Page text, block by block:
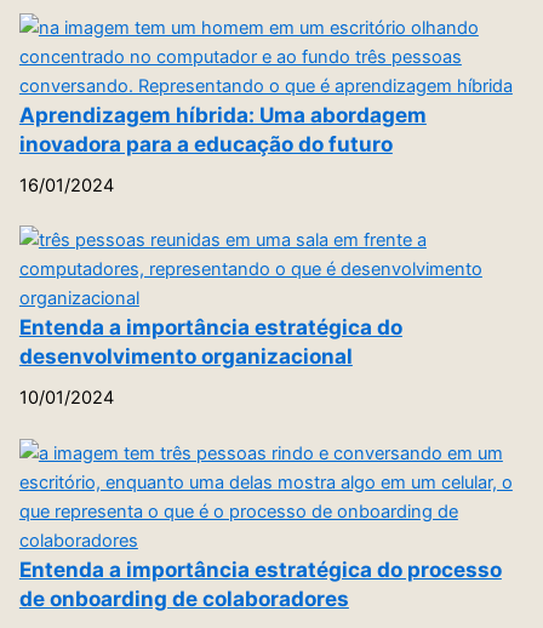
Aprendizagem híbrida: Uma abordagem
inovadora para a educação do futuro
16/01/2024
Entenda a importância estratégica do
desenvolvimento organizacional
10/01/2024
Entenda a importância estratégica do processo
de onboarding de colaboradores